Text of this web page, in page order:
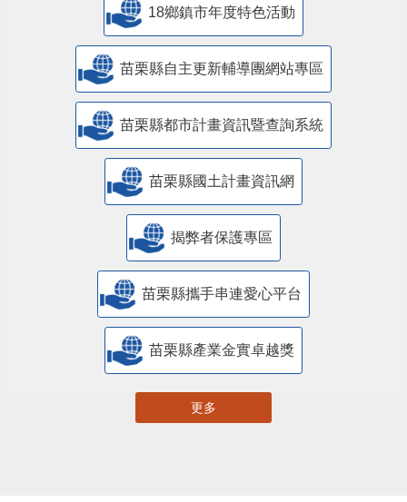
18鄉鎮市年度特色活動
苗栗縣自主更新輔導團網站專區
苗栗縣都市計畫資訊暨查詢系統
苗栗縣國土計畫資訊網
揭弊者保護專區
苗栗縣攜手串連愛心平台
苗栗縣產業金實卓越獎
更多